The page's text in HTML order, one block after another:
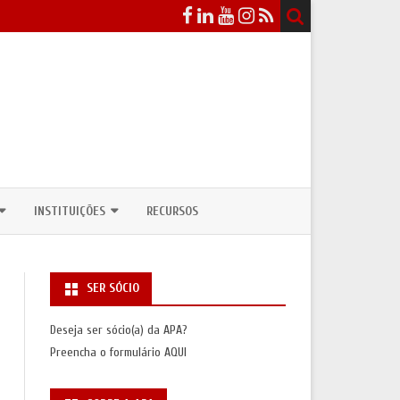
PÚBLICAS
INSTITUIÇÕES
ANTROPOLOGIA
UNIDADES DE INVESTIGAÇÃO
ASSOCIAÇÕES INTERNACIONAIS
RECURSOS
SER SÓCIO
Deseja ser sócio(a) da APA?
Preencha o formulário AQUI